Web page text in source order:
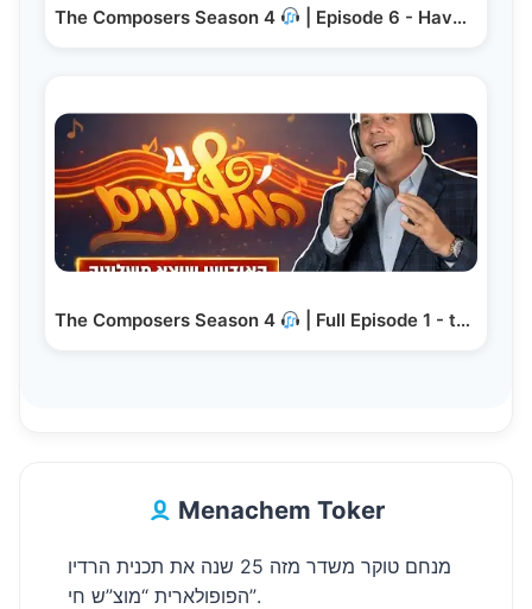
The Composers Season 4 | Episode 6 - Have We Found…
The Composers Season 4 | Full Episode 1 - the…
Menachem Toker
מנחם טוקר משדר מזה 25 שנה את תכנית הרדיו
הפופולארית “מוצ”ש חי”.